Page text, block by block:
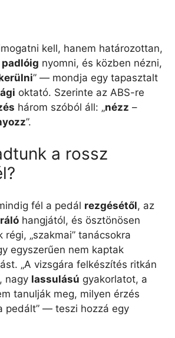
kell, hanem határozottan,
padlóig nyomni, és közben nézni,
” — mondja egy tapasztalt
oktató. Szerinte az ABS-re
három szóból áll: „nézz –
”.
a rossz
fél a pedál rezgésétől, az
hangjától, és ösztönösen
régi, „szakmai” tanácsokra
egyszerűen nem kaptak
„A vizsgára felkészítés ritkán
nagy lassulású gyakorlatot, a
tanulják meg, milyen érzés
pedált” — teszi hozzá egy